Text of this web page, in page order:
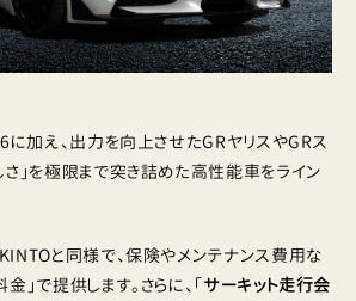
に加え、出力を向上させたGRヤリスやGRス
さ」を極限まで突き詰めた高性能車をライン
と同様で、保険やメンテナンス費用な
」で提供します。さらに、「サーキット走行会